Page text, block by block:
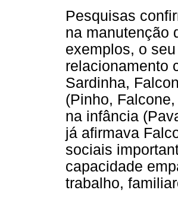
Pesquisas
na manutenção
exemplos, o
relacionamento
Sardinha,
(Pinho,
na infância
já afirmava
sociais
capacidade
trabalho,